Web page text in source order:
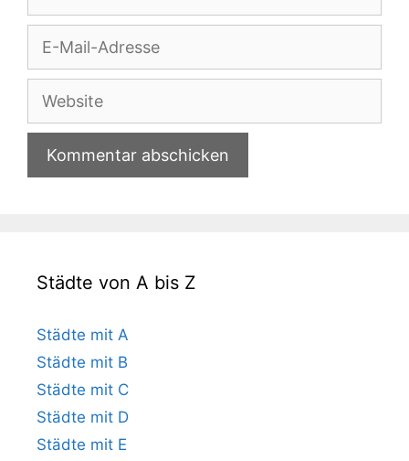
Adresse
Website
Städte von A bis Z
Städte mit A
Städte mit B
Städte mit C
Städte mit D
Städte mit E